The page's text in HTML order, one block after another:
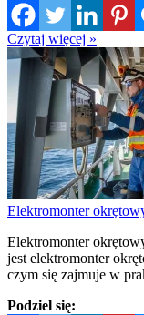
Czytaj więcej »
Elektromonter
Elektromonter
jest elektromonter
czym się zajmuje w
Podziel się: